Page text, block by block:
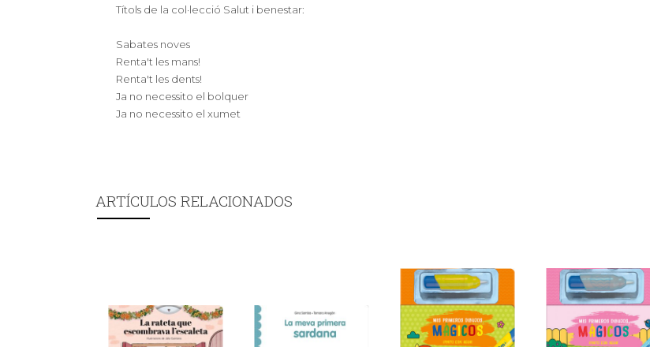
Títols de la col·lecció Salut i benestar:
Sabates noves
Renta't les mans!
Renta't les dents!
Ja no necessito el bolquer
Ja no necessito el xumet
ARTÍCULOS RELACIONADOS